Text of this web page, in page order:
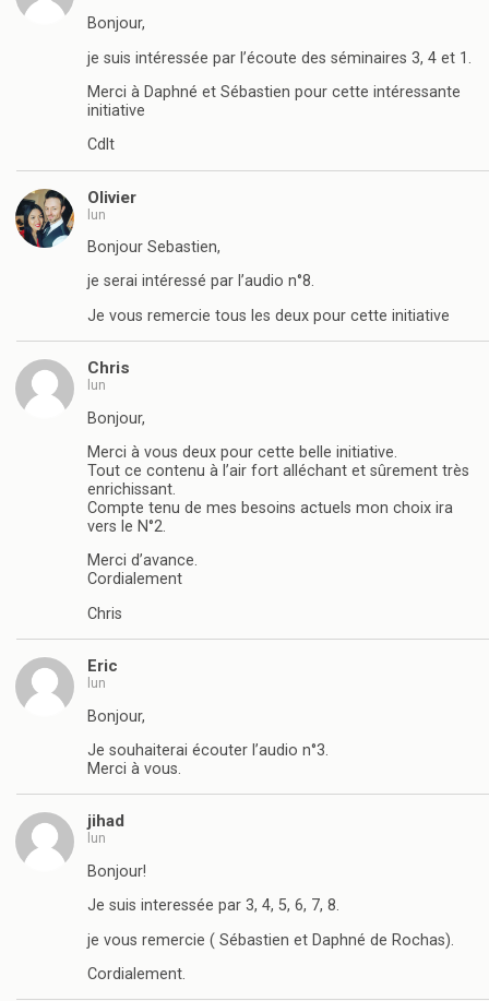
Bonjour,
je suis intéressée par l’écoute des séminaires 3, 4 et 1.
Merci à Daphné et Sébastien pour cette intéressante
initiative
Cdlt
Olivier
lun
Bonjour Sebastien,
je serai intéressé par l’audio n°8.
Je vous remercie tous les deux pour cette initiative
Chris
lun
Bonjour,
Merci à vous deux pour cette belle initiative.
Tout ce contenu à l’air fort alléchant et sûrement très
enrichissant.
Compte tenu de mes besoins actuels mon choix ira
vers le N°2.
Merci d’avance.
Cordialement
Chris
Eric
lun
Bonjour,
Je souhaiterai écouter l’audio n°3.
Merci à vous.
jihad
lun
Bonjour!
Je suis interessée par 3, 4, 5, 6, 7, 8.
je vous remercie ( Sébastien et Daphné de Rochas).
Cordialement.